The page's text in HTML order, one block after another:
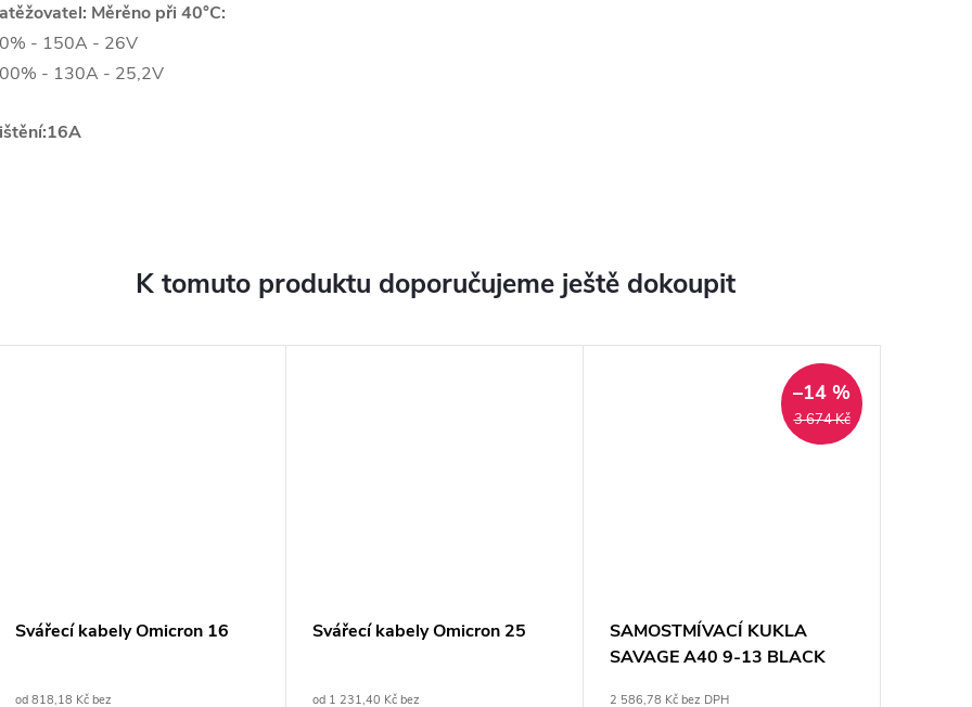
Měrěno při 40°C:
- 150A - 26V
- 130A - 25,2V
K tomuto produktu doporučujeme ještě dokoupit
Svářecí kabely Omicron 16
od 818,18 Kč bez
Svářecí kabely Omicron 25
od 1 231,40 Kč bez
3 674 Kč
–14 %
SAMOSTMÍVACÍ KUKLA
SAVAGE A40 9-13 BLACK
2 586,78 Kč bez DPH